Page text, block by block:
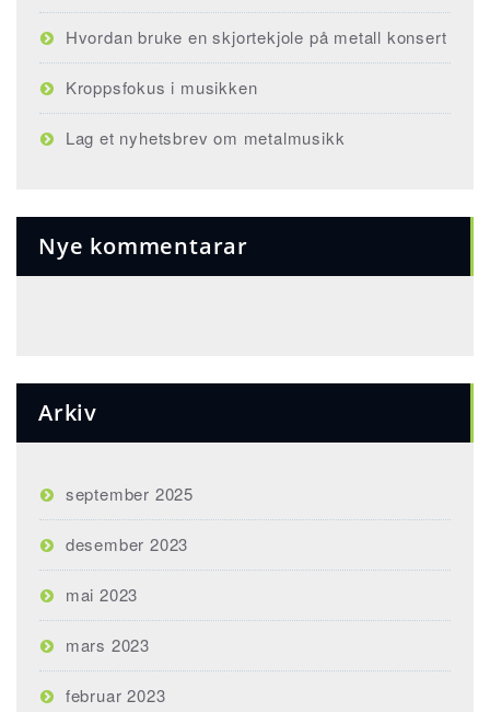
Hvordan bruke en skjortekjole på metall konsert
Kroppsfokus i musikken
Lag et nyhetsbrev om metalmusikk
Nye kommentarar
Arkiv
september 2025
desember 2023
mai 2023
mars 2023
februar 2023